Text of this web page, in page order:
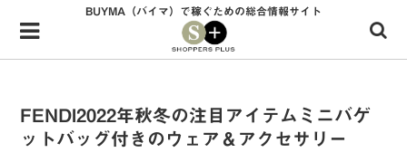
Menu
HOME
34歳独身OLバイマ実践記
BUYMA（バイマ）で稼ぐための総合情報サイト
FENDI2022年秋冬の注目アイテムミニバゲ
ットバッグ付きのウェア＆アクセサリー